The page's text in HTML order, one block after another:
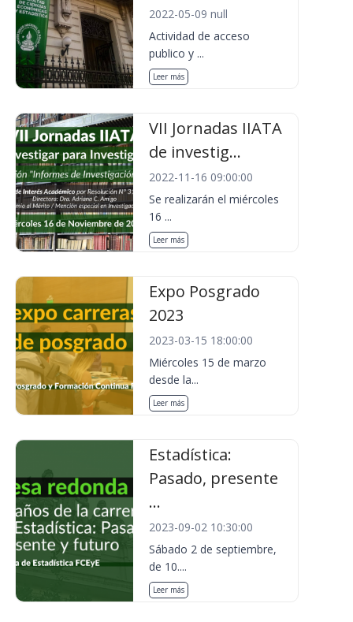
2022-05-09 null
Actividad de acceso
publico y ...
Leer más
VII Jornadas IIATA
de investig...
2022-11-16 09:00:00
Se realizarán el miércoles
16 ...
Leer más
Expo Posgrado
2023
2023-03-15 18:00:00
Miércoles 15 de marzo
desde la...
Leer más
Estadística:
Pasado, presente
...
2023-09-02 10:30:00
Sábado 2 de septiembre,
de 10....
Leer más